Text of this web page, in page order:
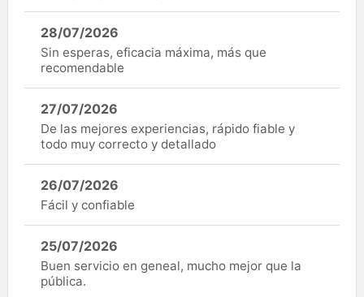
28/07/2026
Sin esperas, eficacia máxima, más que
recomendable
27/07/2026
De las mejores experiencias, rápido fiable y
todo muy correcto y detallado
26/07/2026
Fácil y confiable
25/07/2026
Buen servicio en geneal, mucho mejor que la
pública.